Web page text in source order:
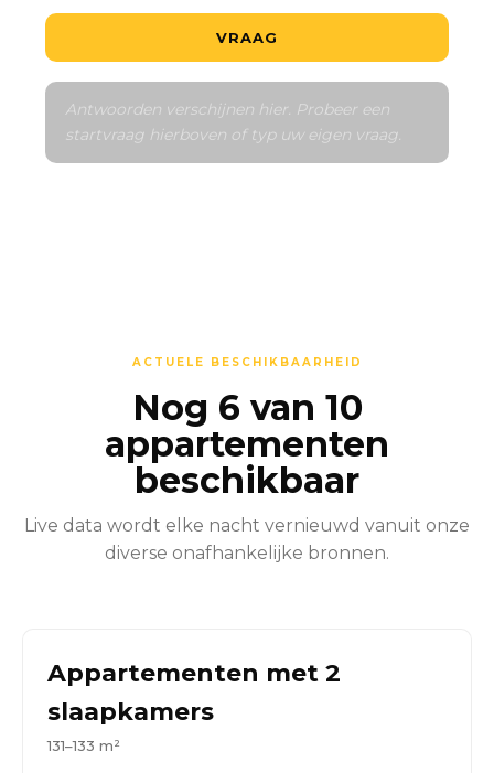
VRAAG
Antwoorden verschijnen hier. Probeer een
startvraag hierboven of typ uw eigen vraag.
ACTUELE BESCHIKBAARHEID
Nog 6 van 10
appartementen
beschikbaar
Live data wordt elke nacht vernieuwd vanuit onze
diverse onafhankelijke bronnen.
Appartementen met 2
slaapkamers
131–133 m²